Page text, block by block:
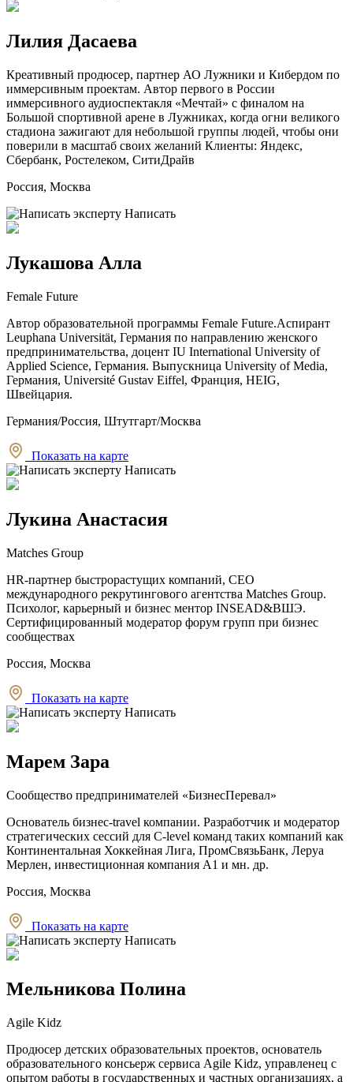
Лилия Дасаева
Креативный продюсер, партнер АО Лужники и Кибердом по
иммерсивным проектам. Автор первого в России
иммерсивного аудиоспектакля «Мечтай» с финалом на
Большой спортивной арене в Лужниках, когда огни великого
стадиона зажигают для небольшой группы людей, чтобы они
поверили в масштаб своих желаний Клиенты: Яндекс,
Сбербанк, Ростелеком, СитиДрайв
Россия, Москва
Написать
Лукашова Алла
Female Future
Автор образовательной программы Female Future.Аспирант
Leuphana Universität, Германия по направлению женского
предпринимательства, доцент IU International University of
Applied Science, Германия. Выпускница University of Media,
Германия, Université Gustav Eiffel, Франция, HEIG,
Швейцария.
Германия/Россия, Штутгарт/Москва
Показать на карте
Написать
Лукина Анастасия
Matches Group
HR-партнер быстрорастущих компаний, CEO
международного рекрутингового агентства Matches Group.
Психолог, карьерный и бизнес ментор INSEAD&ВШЭ.
Сертифицированный модератор форум групп при бизнес
сообществах
Россия, Москва
Показать на карте
Написать
Марем Зара
Сообщество предпринимателей «БизнесПеревал»
Основатель бизнес-travel компании. Разработчик и модератор
стратегических сессий для C-level команд таких компаний как
Континентальная Хоккейная Лига, ПромСвязьБанк, Леруа
Мерлен, инвестиционная компания А1 и мн. др.
Россия, Москва
Показать на карте
Написать
Мельникова Полина
Agile Kidz
Продюсер детских образовательных проектов, основатель
образовательного консьерж сервиса Agile Kidz, управленец с
опытом работы в государственных и частных организациях, а